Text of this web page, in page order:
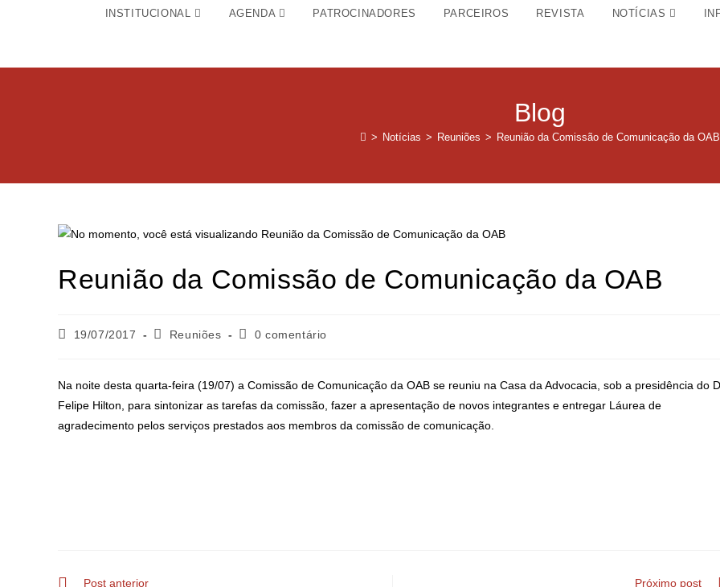
INSTITUCIONAL AGENDA PATROCINADORES PARCEIROS REVISTA NOTÍCIAS
Blog
> Notícias > Reuniões > Reunião da Comissão de Comunicação da OAB
Reunião da Comissão de Comunicação da OAB
19/07/2017 Reuniões 0 comentário
Na noite desta quarta-feira (19/07) a Comissão de Comunicação da OAB se reuniu na Casa da Advocacia, sob a presidência do
Felipe Hilton, para sintonizar as tarefas da comissão, fazer a apresentação de novos integrantes e entregar Láurea de
agradecimento pelos serviços prestados aos membros da comissão de comunicação.
Post anterior Próximo post